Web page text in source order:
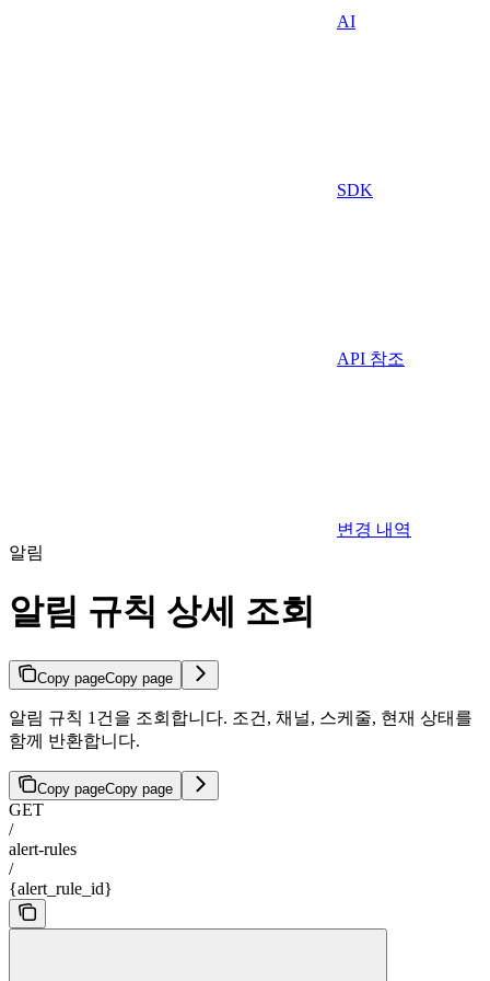
AI
SDK
API 참조
변경 내역
알림
알림 규칙 상세 조회
Copy pageCopy page
알림 규칙 1건을 조회합니다. 조건, 채널, 스케줄, 현재 상태를
함께 반환합니다.
Copy pageCopy page
GET
/
alert-rules
/
{alert_rule_id}